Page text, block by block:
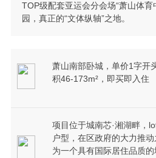
TOP级配套亚运会分会场“萧山体
园，真正的“文体纵轴”之地。
萧山南部卧城，单价1字开
积46-173m²，即买即入住
项目位于城南芯·湘湖畔，
户型，在区政府的大力推
为一个具有国际居住品质